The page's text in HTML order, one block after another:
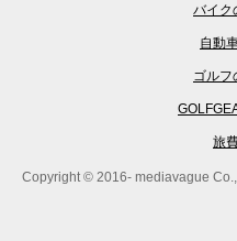
バイク
自動
ゴルフ
旅
Copyright © 2016- mediavague